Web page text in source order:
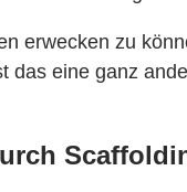
erwecken zu
das eine ganz